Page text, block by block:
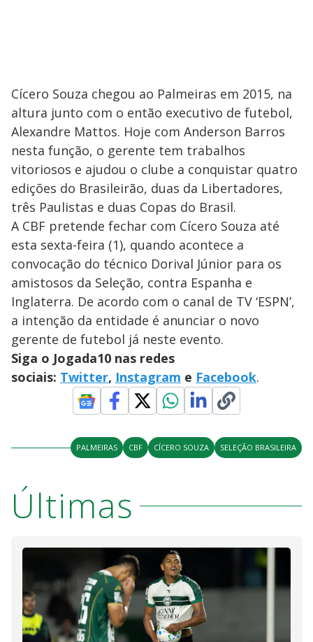
Cícero Souza chegou ao Palmeiras em 2015, na
altura junto com o então executivo de futebol,
Alexandre Mattos. Hoje com Anderson Barros
nesta função, o gerente tem trabalhos
vitoriosos e ajudou o clube a conquistar quatro
edições do Brasileirão, duas da Libertadores,
três Paulistas e duas Copas do Brasil.
A CBF pretende fechar com Cícero Souza até
esta sexta-feira (1), quando acontece a
convocação do técnico Dorival Júnior para os
amistosos da Seleção, contra Espanha e
Inglaterra. De acordo com o canal de TV ‘ESPN’,
a intenção da entidade é anunciar o novo
gerente de futebol já neste evento.
Siga o Jogada10 nas redes
sociais: Twitter, Instagram e Facebook.
PALMEIRAS CBF CÍCERO SOUZA SELEÇÃO BRASILEIRA
Últimas